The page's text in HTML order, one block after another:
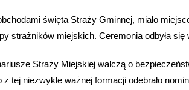
święta Straży Gminnej, miało
strażników miejskich. Ceremonia odbyła
Straży Miejskiej walczą o
tej niezwykle ważnej formacji odebrało